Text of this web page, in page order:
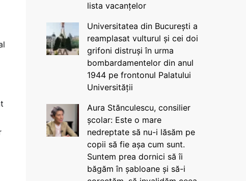
lista vacanțelor
Universitatea din București a
reamplasat vulturul și cei doi
grifoni distruși în urma
bombardamentelor din anul
1944 pe frontonul Palatului
Universității
Aura Stănculescu, consilier
școlar: Este o mare
nedreptate să nu-i lăsăm pe
copii să fie așa cum sunt.
Suntem prea dornici să îi
băgăm în șabloane și să-i